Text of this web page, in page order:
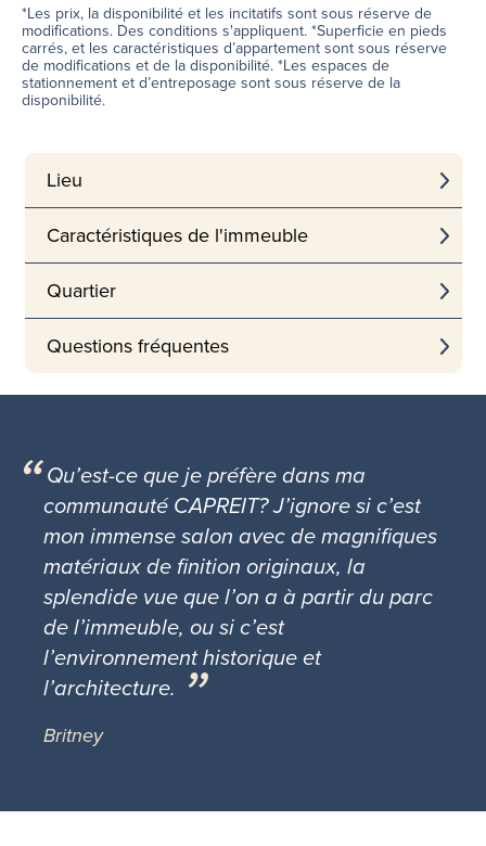
*Les prix, la disponibilité et les incitatifs sont sous réserve de
modifications. Des conditions s'appliquent. *Superficie en pieds
carrés, et les caractéristiques d’appartement sont sous réserve
de modifications et de la disponibilité. *Les espaces de
stationnement et d’entreposage sont sous réserve de la
disponibilité.
Lieu
Caractéristiques de l'immeuble
Quartier
Questions fréquentes
Qu’est-ce que je préfère dans ma
communauté CAPREIT? J’ignore si c’est
mon immense salon avec de magnifiques
matériaux de finition originaux, la
splendide vue que l’on a à partir du parc
de l’immeuble, ou si c’est
l’environnement historique et
l’architecture.
Britney